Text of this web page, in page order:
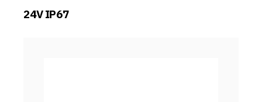
24V IP67